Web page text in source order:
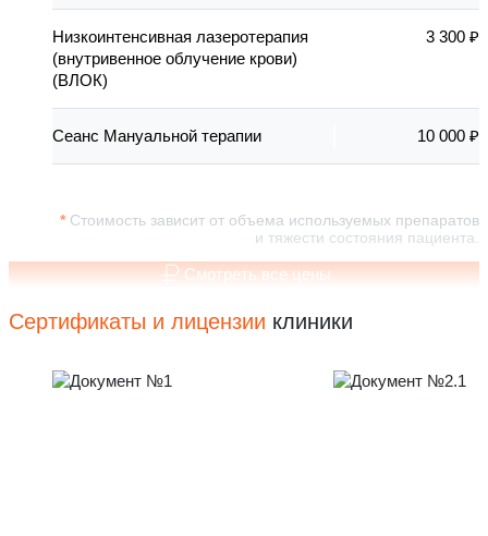
Стоимость зависит от объема используемых препаратов
и тяжести состояния пациента.
Низкоинтенсивная лазеротерапия
(внутривенное облучение крови)
(ВЛОК)
3 300 ₽
Сеанс Мануальной терапии 10 000 ₽
Смотреть все цены
Сертификаты и лицензии клиники